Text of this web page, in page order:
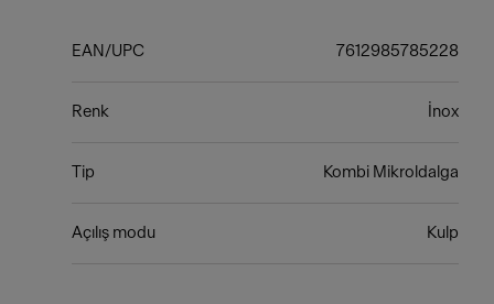
EAN/UPC 7612985785228
Renk İnox
Tip Kombi Mikroldalga
Açılış modu Kulp